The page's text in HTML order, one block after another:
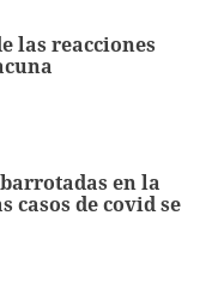
las reacciones
en la
casos de covid se